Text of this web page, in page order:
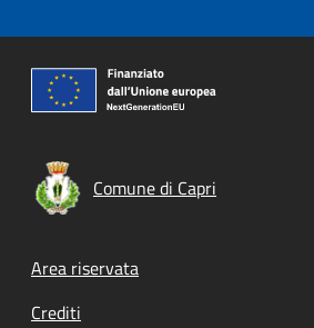
Comune di Capri
Footer menu
Area riservata
Crediti